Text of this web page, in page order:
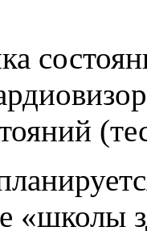
«школы